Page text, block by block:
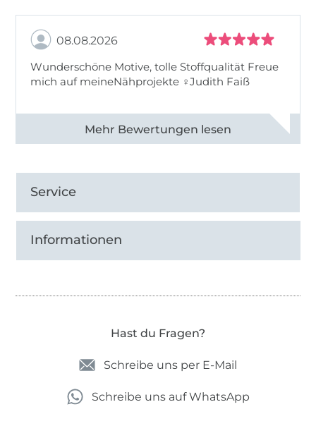
08.08.2026
Wunderschöne Motive, tolle Stoffqualität Freue
mich auf meineNähprojekte ♀Judith Faiß
Alle 82990 Bewertungen ansehen
Service
Informationen
Hast du Fragen?
Schreibe uns per E-Mail
Schreibe uns auf WhatsApp